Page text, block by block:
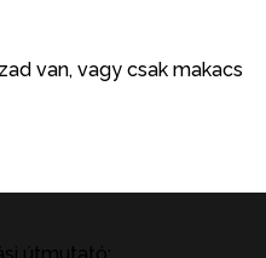
van, vagy csak makacs